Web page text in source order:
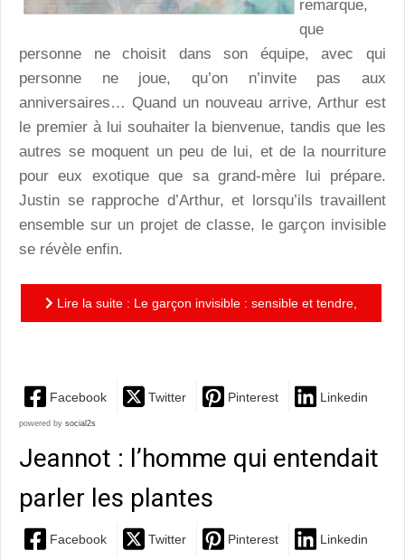
remarque,
que
personne ne choisit dans son équipe, avec qui
personne ne joue, qu’on n’invite pas aux
anniversaires… Quand un nouveau arrive, Arthur est
le premier à lui souhaiter la bienvenue, tandis que les
autres se moquent un peu de lui, et de la nourriture
pour eux exotique que sa grand-mère lui prépare.
Justin se rapproche d’Arthur, et lorsqu’ils travaillent
ensemble sur un projet de classe, le garçon invisible
se révèle enfin.
Lire la suite : Le garçon invisible : sensible et tendre,
Facebook Twitter Pinterest Linkedin
powered by social2s
Jeannot : l’homme qui entendait
parler les plantes
Facebook Twitter Pinterest Linkedin